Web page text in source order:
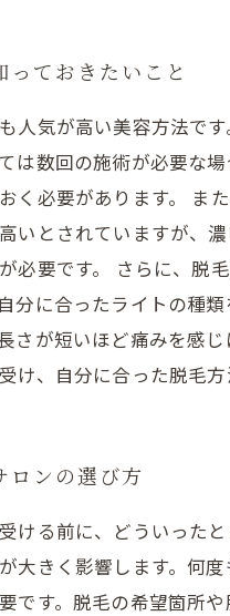
ておきたいこと
人気が高い美容方法で
は数回の施術が必要な
く必要があります。 ま
いとされていますが、
必要です。 さらに、脱
分に合ったライトの種
さが短いほど痛みを感
け、自分に合った脱毛
ロンの選び方
ける前に、どういった
大きく影響します。何
です。脱毛の希望箇所